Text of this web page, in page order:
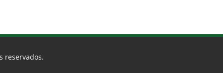
reservados.